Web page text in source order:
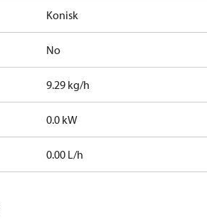
Konisk
No
9.29 kg/h
0.0 kW
0.00 L/h